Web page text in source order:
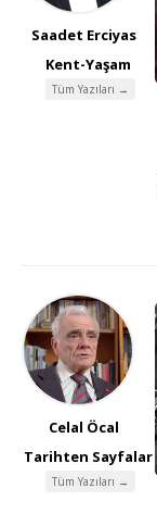
Saadet Erciyas
Kent-Yaşam
Tüm Yazıları →
Celal Öcal
Tarihten Sayfalar
Tüm Yazıları →